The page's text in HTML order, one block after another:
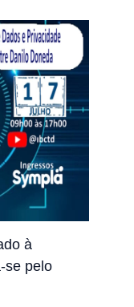
à
se pelo